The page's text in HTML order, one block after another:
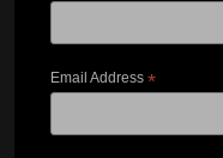
Email Address *